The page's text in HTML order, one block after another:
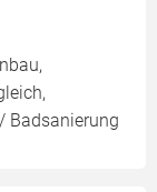
Badsanierung